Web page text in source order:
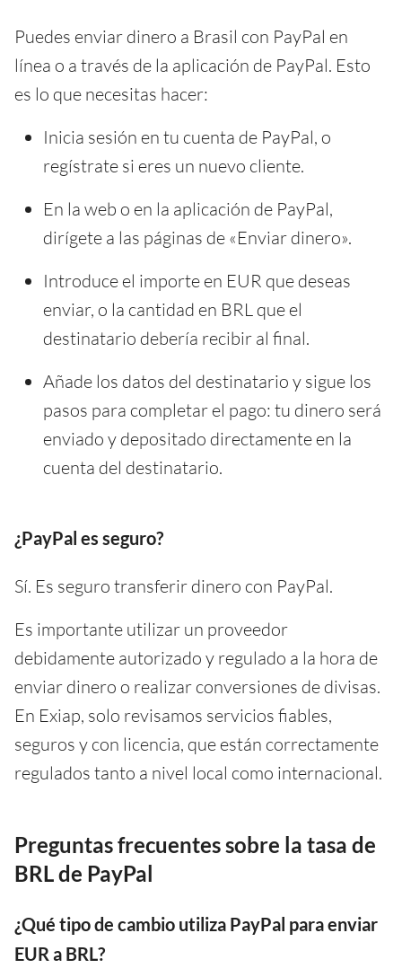
Puedes enviar dinero a Brasil con PayPal en
línea o a través de la aplicación de PayPal. Esto
es lo que necesitas hacer:
Inicia sesión en tu cuenta de PayPal, o
regístrate si eres un nuevo cliente.
En la web o en la aplicación de PayPal,
dirígete a las páginas de «Enviar dinero».
Introduce el importe en EUR que deseas
enviar, o la cantidad en BRL que el
destinatario debería recibir al final.
Añade los datos del destinatario y sigue los
pasos para completar el pago: tu dinero será
enviado y depositado directamente en la
cuenta del destinatario.
¿PayPal es seguro?
Sí. Es seguro transferir dinero con PayPal.
Es importante utilizar un proveedor
debidamente autorizado y regulado a la hora de
enviar dinero o realizar conversiones de divisas.
En Exiap, solo revisamos servicios fiables,
seguros y con licencia, que están correctamente
regulados tanto a nivel local como internacional.
Preguntas frecuentes sobre la tasa de
BRL de PayPal
¿Qué tipo de cambio utiliza PayPal para enviar
EUR a BRL?